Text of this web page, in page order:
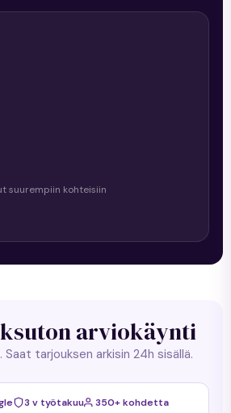
suurempiin kohteisiin
arviokäynti
Saat tarjouksen arkisin 24h sisällä.
3 v työtakuu
350+ kohdetta